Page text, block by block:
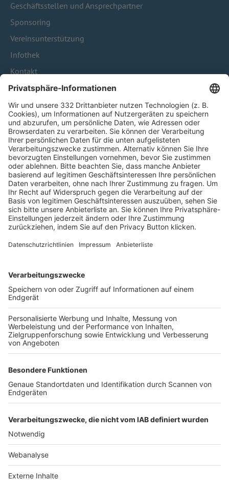
Geschäftsstellen und Ansprechpartner
Sponsoring
Vereinsunterstützung
Infothek
Kontakt
HÄUFIG BESUCHTE SEITEN
Pässe und Vereinswechsel
Trainerausbildung
Schulungsangebot Vereinsmitarbeiter
BFV-Geschäftsstellen
Trainerbörse
Login SpielPlus
FOLGE DEM BFV
TOP-VEREINE
TOP-PARTNER
Nutzungsbedingungen Datenschutz Impressum